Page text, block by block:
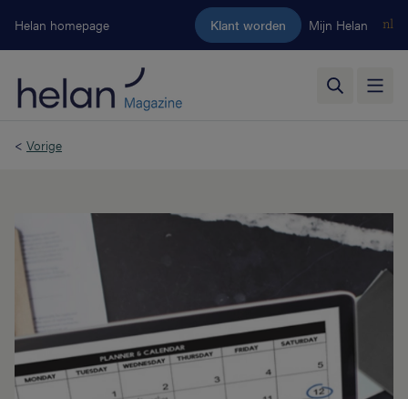
Ga naar de hoofdinhoud
Helan homepage Klant worden Mijn Helan nl
< Vorige